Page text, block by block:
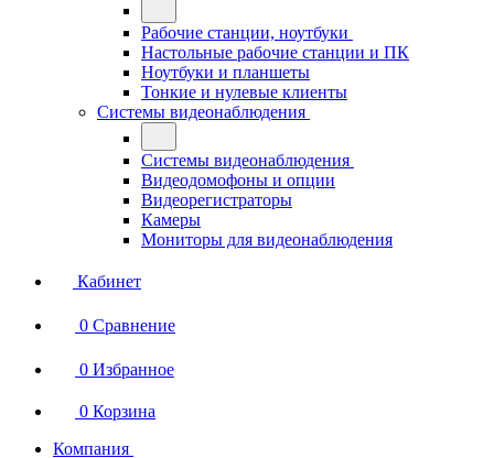
Рабочие станции, ноутбуки
Настольные рабочие станции и ПК
Ноутбуки и планшеты
Тонкие и нулевые клиенты
Системы видеонаблюдения
Системы видеонаблюдения
Видеодомофоны и опции
Видеорегистраторы
Камеры
Мониторы для видеонаблюдения
Кабинет
0 Сравнение
0 Избранное
0 Корзина
Компания